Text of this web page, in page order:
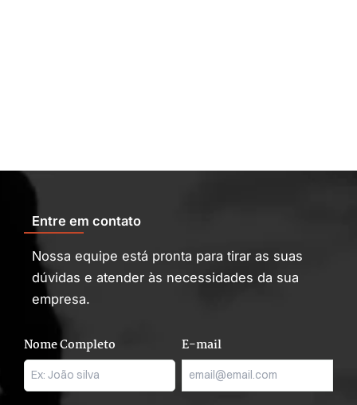
Entre em contato
Nossa equipe está pronta para tirar as suas
dúvidas e atender às necessidades da sua
empresa.
Nome Completo E-mail